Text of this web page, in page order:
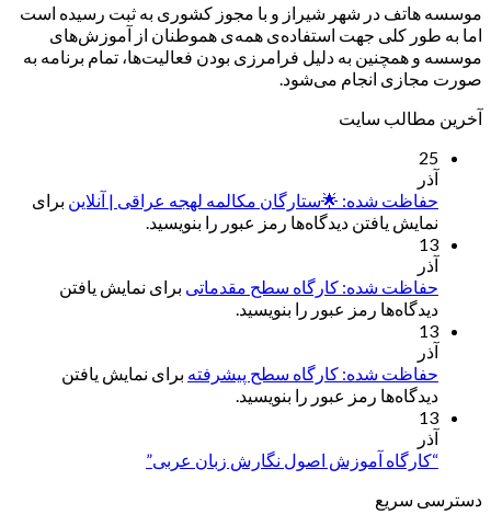
موسسه هاتف در شهر شیراز و با مجوز کشوری به ثبت رسیده است
اما به طور کلی جهت استفاده‌ی همه‌ی هموطنان از آموزش‌های
موسسه و همچنین به دلیل فرامرزی بودن فعالیت‌ها، تمام برنامه به
صورت مجازی انجام می‌شود.
آخرین مطالب سایت
25
آذر
حفاظت شده: 🌟ستارگان مکالمه لهجه عراقی | آنلاین برای
نمایش یافتن دیدگاه‌ها رمز عبور را بنویسید.
13
آذر
حفاظت شده: کارگاه سطح مقدماتی برای نمایش یافتن
دیدگاه‌ها رمز عبور را بنویسید.
13
آذر
حفاظت شده: کارگاه سطح پیشرفته برای نمایش یافتن
دیدگاه‌ها رمز عبور را بنویسید.
13
آذر
“کارگاه آموزش اصول نگارش زبان عربی”
دسترسی سریع